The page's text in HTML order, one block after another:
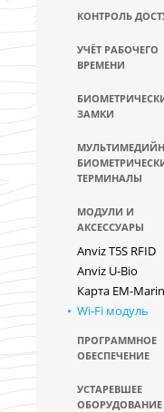
КОНТРОЛЬ
УЧЁТ РАБОЧЕГО
ВРЕМЕНИ
ЗАМКИ
ТЕРМИНАЛЫ
МОДУЛИ И
АКСЕССУАРЫ
Anviz T5S RFID
Anviz U-Bio
Карта EM-
Wi-Fi модуль
ПРОГРАММНОЕ
ОБЕСПЕЧЕНИЕ
УСТАРЕВШЕЕ
ОБОРУДОВАНИЕ